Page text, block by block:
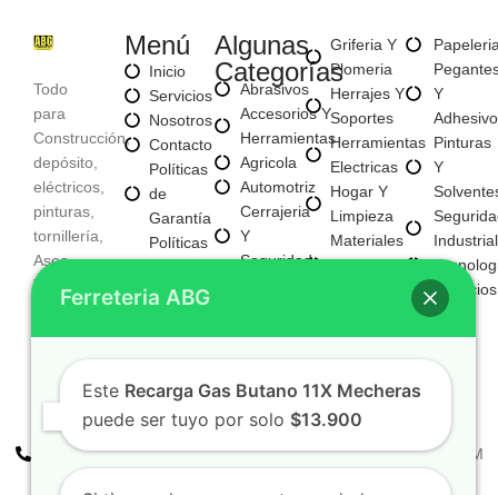
Todo
para
Construcción,
depósito,
eléctricos,
pinturas,
tornillería,
Aseo,
Tecnología,
entre
otros
Menú
Inicio
Servicios
Nosotros
Contacto
Políticas
de
Garantía
Políticas
Privacidad
Algunas
Categorías
Abrasivos
Accesorios Y
Herramientas
Agricola
Automotriz
Cerrajeria
Y
Seguridad
Iluminacion
Fijaciones
Y
Tornilleria
Griferia Y
Plomeria
Herrajes Y
Soportes
Herramientas
Electricas
Hogar Y
Limpieza
Materiales
Para
Construccion
Mayorista
De Negocio
Nuevo
Y
Pinturas
Y
Industrial
Servicios
+57 310 2938411
FERREPINTURASABG123@GMAIL.COM
Ferreteria ABG
Este Recarga Gas Butano 11X Mecheras
puede ser tuyo por solo $13.900